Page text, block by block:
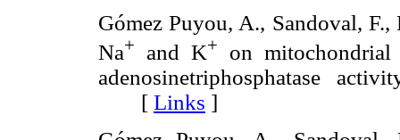
Gómez Puyou, A., Sandoval,
Na+ and K+
on
adenosinetriphosphatase
[ Links ]